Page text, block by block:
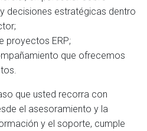
decisiones estratégicas dentro
proyectos ERP;
que ofrecemos
que usted recorra con
el asesoramiento y la
y el soporte, cumple